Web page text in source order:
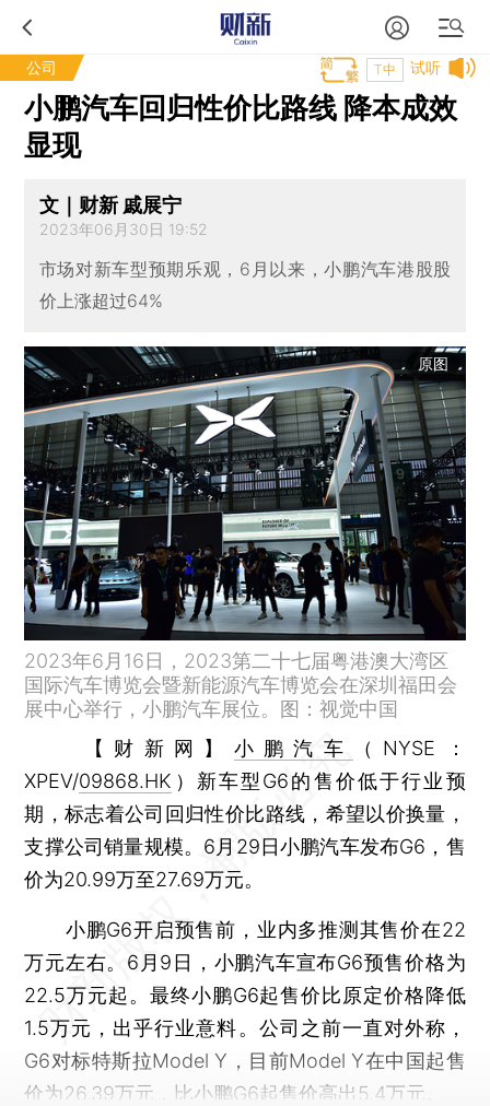
公司 试听
T中
小鹏汽车回归性价比路线 降本成效
显现
文｜财新 戚展宁
2023年06月30日 19:52
市场对新车型预期乐观，6月以来，小鹏汽车港股股
价上涨超过64%
原图
2023年6月16日，2023第二十七届粤港澳大湾区
国际汽车博览会暨新能源汽车博览会在深圳福田会
展中心举行，小鹏汽车展位。图：视觉中国
【财新网】 小鹏汽车
（NYSE：
XPEV/09868.HK ）新车型G6的售价低于行业预
期，标志着公司回归性价比路线，希望以价换量，
支撑公司销量规模。6月29日小鹏汽车发布G6，售
价为20.99万至27.69万元。
小鹏G6开启预售前，业内多推测其售价在22
万元左右。6月9日，小鹏汽车宣布G6预售价格为
22.5万元起。最终小鹏G6起售价比原定价格降低
1.5万元，出乎行业意料。公司之前一直对外称，
G6对标特斯拉Model Y，目前Model Y在中国起售
价为26.39万元，比小鹏G6起售价高出5.4万元。